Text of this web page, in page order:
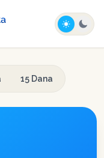
15 Dana